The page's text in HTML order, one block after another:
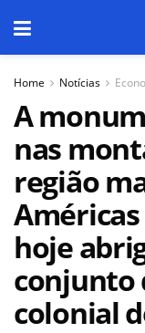
Home Notícias
A
nas
região
Américas
hoje
conjunto
colonial